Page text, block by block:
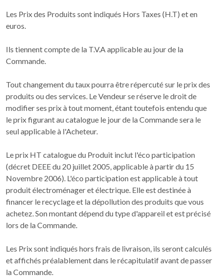
Les Prix des Produits sont indiqués Hors Taxes (H.T) et en
euros.
Ils tiennent compte de la T.V.A applicable au jour de la
Commande.
Tout changement du taux pourra être répercuté sur le prix des
produits ou des services. Le Vendeur se réserve le droit de
modifier ses prix à tout moment, étant toutefois entendu que
le prix figurant au catalogue le jour de la Commande sera le
seul applicable à l'Acheteur.
Le prix HT catalogue du Produit inclut l'éco participation
(décret DEEE du 20 juillet 2005, applicable à partir du 15
Novembre 2006). L'éco participation est applicable à tout
produit électroménager et électrique. Elle est destinée à
financer le recyclage et la dépollution des produits que vous
achetez. Son montant dépend du type d'appareil et est précisé
lors de la Commande.
Les Prix sont indiqués hors frais de livraison, ils seront calculés
et affichés préalablement dans le récapitulatif avant de passer
la Commande.